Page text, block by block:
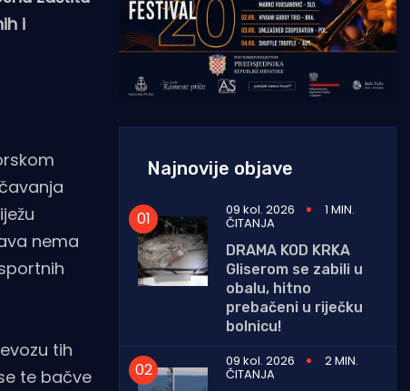
i
nema
tih
te bačve
Najnovije objave
09 kol. 2026 1 MIN.
ČITANJA
DRAMA KOD KRKA
Gliserom se zabili u
obalu, hitno
prebačeni u riječku
bolnicu!
09 kol. 2026
2 MIN.
ČITANJA